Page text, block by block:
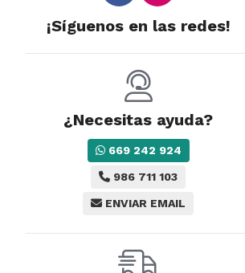
¡Síguenos en las redes!
¿Necesitas ayuda?
669 242 924
986 711 103
ENVIAR EMAIL